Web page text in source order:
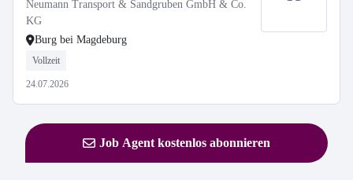
Neumann Transport & Sandgruben GmbH & Co.
KG
Burg bei Magdeburg
Vollzeit
24.07.2026
Job Agent kostenlos abonnieren